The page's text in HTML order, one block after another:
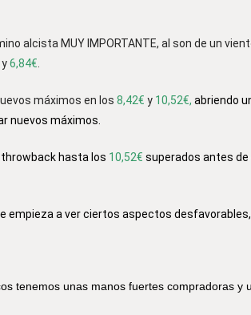
alcista MUY IMPORTANTE, al son de un
y6,84€.
máximos en los 8,42€ y 10,52€, abriendo
nuevos máximos.
hasta los 10,52€ superados antes
empieza a ver ciertos aspectos
tenemos unas manos fuertes compradoras y